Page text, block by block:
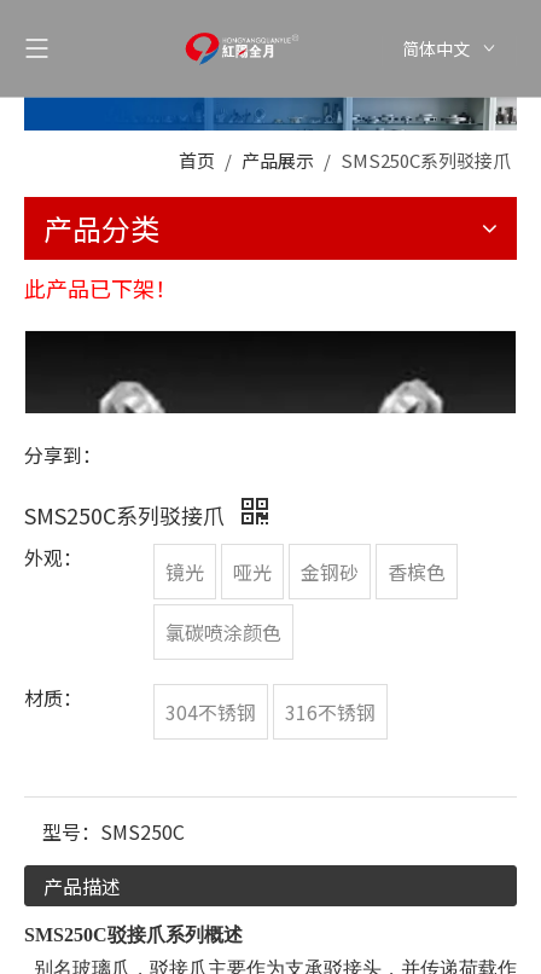
简体中文
首页 / 产品展示 / SMS250C系列驳接爪
产品分类
此产品已下架！
分享到：
SMS250C系列驳接爪
外观： 镜光 哑光 金钢砂 香槟色
氯碳喷涂颜色
材质： 304不锈钢 316不锈钢
型号： SMS250C
产品描述
SMS250C驳接爪系列概述
别名玻璃爪，驳接爪主要作为支承驳接头，并传递荷载作